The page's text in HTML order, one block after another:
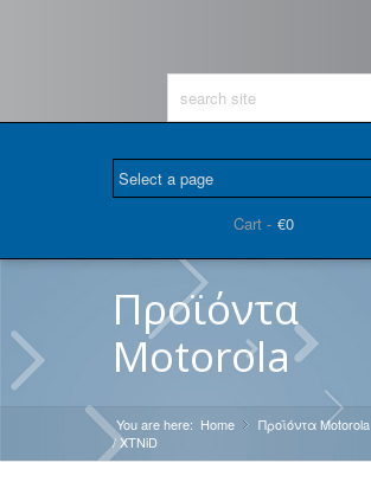
Cart - €0
Προϊόντα
Motorola
You are here: Home »
Προϊόντα Motorola
/ XTNiD